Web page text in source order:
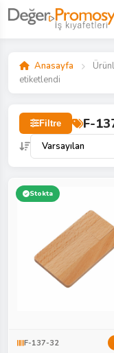
Anasayfa
etiketlendi
Filtre F-
Stokta
F-137-32